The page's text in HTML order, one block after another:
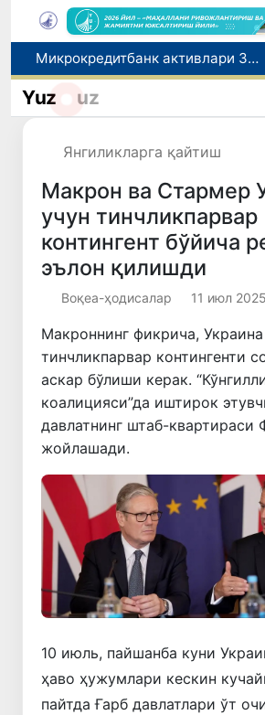
Малайзия Марказий Осиёда тиббий туризм йўналиши сифатидаги мавқеини мустаҳкамламоқда
Польшадаги элчихона кўмагида она ва бола Ватанга қайтарилди
Yuz uz
Янгиликларга қайтиш
Макрон ва Стармер
учун тинчликпарвар
контингент бўйича
эълон қилишди
Воқеа-ҳодисалар 11 июл
Макроннинг фикрича,
тинчликпарвар контингенти
аскар бўлиши керак.
коалицияси”да иштирок
давлатнинг штаб-квартираси
жойлашади.
10 июль, пайшанба куни
ҳаво ҳужумлари кескин
пайтда Ғарб давлатлари ўт